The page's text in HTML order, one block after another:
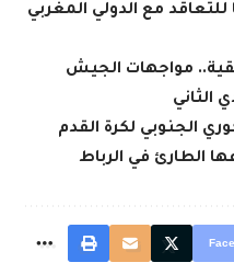
مع الدولي المغربي
مواجهات الجيش
الثاني
الجنوبي لكرة القدم
الطارئ في الرباط